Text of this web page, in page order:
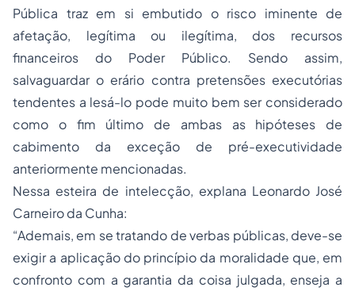
Pública traz em si embutido o risco iminente de
afetação, legítima ou ilegítima, dos recursos
financeiros do Poder Público. Sendo assim,
salvaguardar o erário contra pretensões executórias
tendentes a lesá-lo pode muito bem ser considerado
como o fim último de ambas as hipóteses de
cabimento da exceção de pré-executividade
anteriormente mencionadas.
Nessa esteira de intelecção, explana Leonardo José
Carneiro da Cunha:
“Ademais, em se tratando de verbas públicas, deve-se
exigir a aplicação do princípio da moralidade que, em
confronto com a garantia da coisa julgada, enseja a